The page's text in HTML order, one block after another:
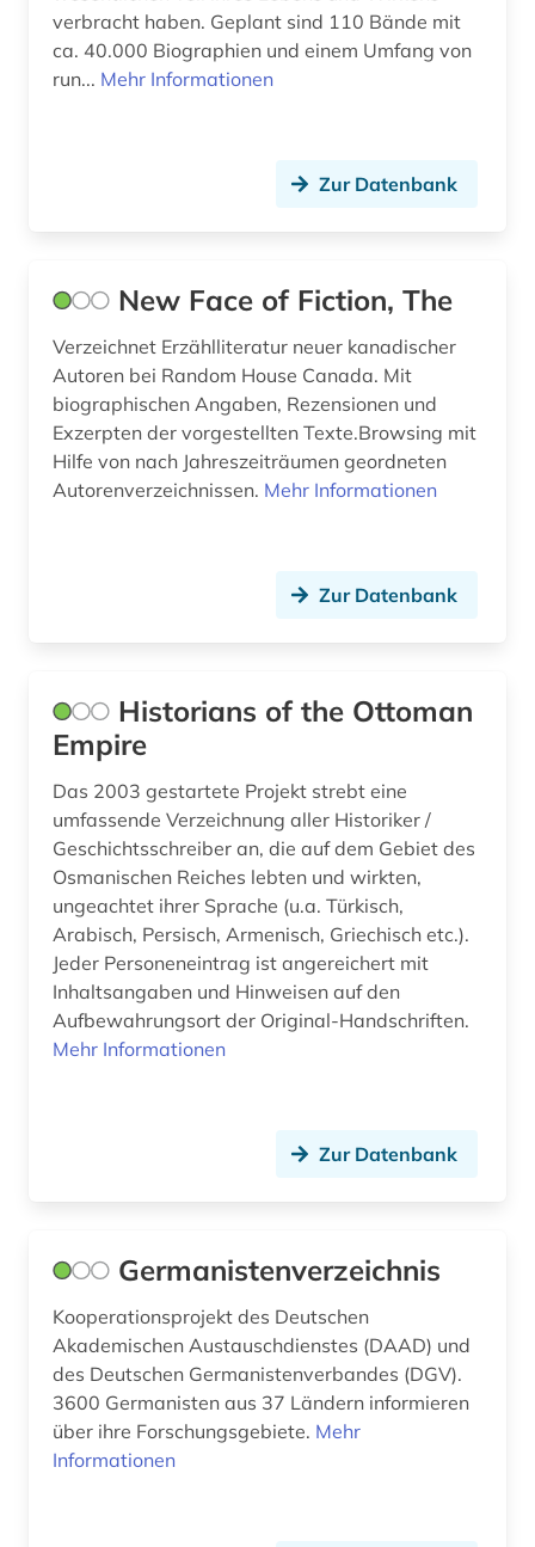
gedenktag (1)
gelehrter (2)
gemälde (2)
gender (1)
genealogie (8)
genealogische tafel (1)
geschichte (113)
geschichte 1000-2000 (1)
geschichte 1025-1150 (1)
geschichte 1093-1314 (1)
geschichte 1300-1500 (1)
geschichte 1450-1950 (1)
geschichte 1621-1905 (2)
geschichte 1630-1725 (1)
geschichte 1650-1750 (1)
geschichte 1652-1818 (1)
verbracht haben. Geplant sind 110 Bände mit
ca. 40.000 Biographien und einem Umfang von
run... Mehr Informationen
Zur Datenbank
New Face of Fiction, The
Verzeichnet Erzählliteratur neuer kanadischer
Autoren bei Random House Canada. Mit
biographischen Angaben, Rezensionen und
Exzerpten der vorgestellten Texte.Browsing mit
Hilfe von nach Jahreszeiträumen geordneten
Autorenverzeichnissen. Mehr Informationen
Zur Datenbank
Historians of the Ottoman
Empire
Das 2003 gestartete Projekt strebt eine
umfassende Verzeichnung aller Historiker /
Geschichtsschreiber an, die auf dem Gebiet des
Osmanischen Reiches lebten und wirkten,
ungeachtet ihrer Sprache (u.a. Türkisch,
Arabisch, Persisch, Armenisch, Griechisch etc.).
Jeder Personeneintrag ist angereichert mit
Inhaltsangaben und Hinweisen auf den
Aufbewahrungsort der Original-Handschriften.
Mehr Informationen
Zur Datenbank
Germanistenverzeichnis
Kooperationsprojekt des Deutschen
Akademischen Austauschdienstes (DAAD) und
des Deutschen Germanistenverbandes (DGV).
3600 Germanisten aus 37 Ländern informieren
über ihre Forschungsgebiete. Mehr
Informationen